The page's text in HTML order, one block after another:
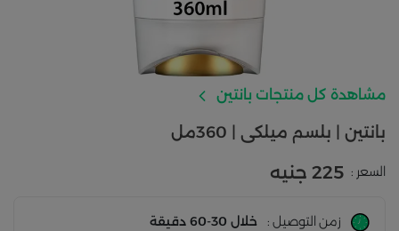
مشاهدة كل منتجات بانتين
بانتين | بلسم ميلكى | 360مل
السعر : 225 جنيه
زمن التوصيل : خلال 30-60 دقيقة